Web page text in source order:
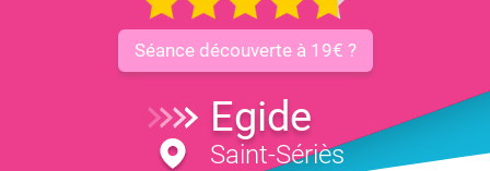
Séance découverte à 19€ ?
Egide
Saint-Sériès